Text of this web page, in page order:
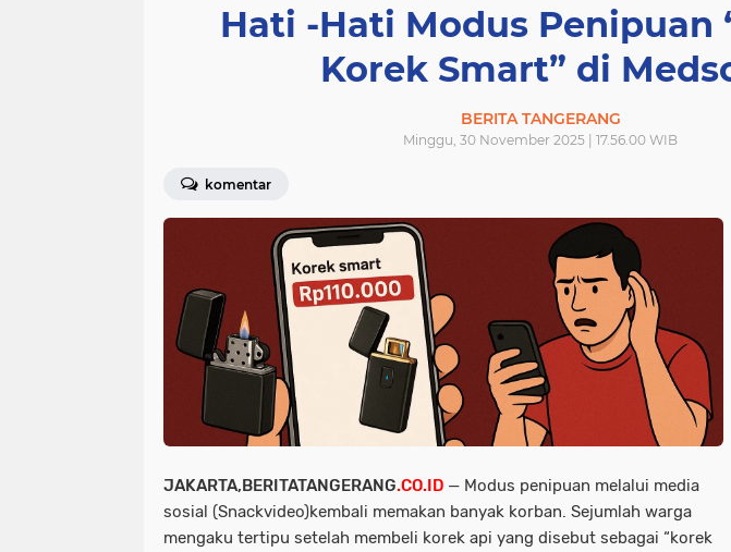
Hati -Hati Modus Penipuan
Korek Smart” di
BERITA TANGERANG
Minggu, 30 November 2025 | 17.56.00 WIB
komentar
JAKARTA,BERITATANGERANG.CO.ID — Modus penipuan melalui media
sosial (Snackvideo)kembali memakan banyak korban. Sejumlah warga
mengaku tertipu setelah membeli korek api yang disebut sebagai “korek